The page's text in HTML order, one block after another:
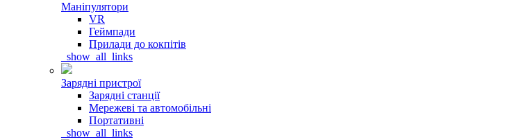
Маніпулятори
VR
Геймпади
Прилади до кокпітів
_show_all_links
Зарядні пристрої
Зарядні станції
Мережеві та автомобільні
Портативні
_show_all_links